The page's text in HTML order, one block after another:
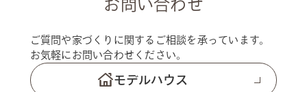
お問い合わせ
ご質問や家づくりに関するご相談を承っています。
お気軽にお問い合わせください。
モデルハウス